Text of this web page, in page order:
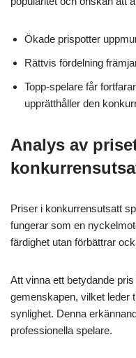
Ökade prispotter
Rättvis fördelning
Topp-spelare får
upprätthåller den
Analys av
Priser i konkurrensutsatt
fungerar som en
färdighet utan förbättrar
Att vinna ett betydande
gemenskapen, vilket leder
synlighet. Denna
professionella spelare.